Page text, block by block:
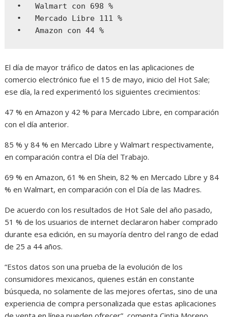
•   Walmart con 698 %
•   Mercado Libre 111 %
•   Amazon con 44 %
El día de mayor tráfico de datos en las aplicaciones de
comercio electrónico fue el 15 de mayo, inicio del Hot Sale;
ese día, la red experimentó los siguientes crecimientos:
47 % en Amazon y 42 % para Mercado Libre, en comparación
con el día anterior.
85 % y 84 % en Mercado Libre y Walmart respectivamente,
en comparación contra el Día del Trabajo.
69 % en Amazon, 61 % en Shein, 82 % en Mercado Libre y 84
% en Walmart, en comparación con el Día de las Madres.
De acuerdo con los resultados de Hot Sale del año pasado,
51 % de los usuarios de internet declararon haber comprado
durante esa edición, en su mayoría dentro del rango de edad
de 25 a 44 años.
“Estos datos son una prueba de la evolución de los
consumidores mexicanos, quienes están en constante
búsqueda, no solamente de las mejores ofertas, sino de una
experiencia de compra personalizada que estas aplicaciones